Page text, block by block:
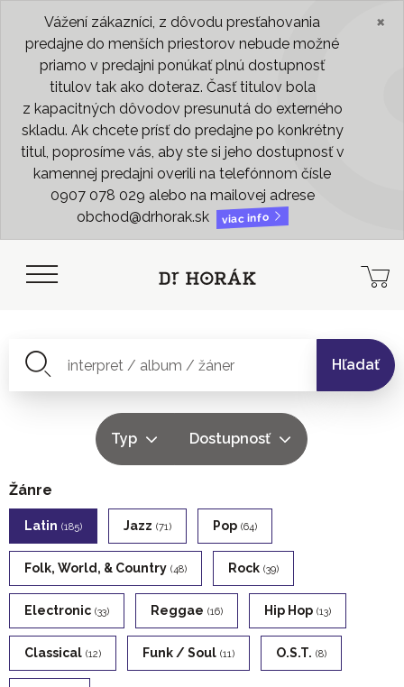
Vážení zákazníci, z dôvodu presťahovania
predajne do menších priestorov nebude možné
priamo v predajni ponúkať plnú dostupnosť
titulov tak ako doteraz. Časť titulov bola
z kapacitných dôvodov presunutá do externého
skladu. Ak chcete prísť do predajne po konkrétny
titul, poprosíme vás, aby ste si jeho dostupnosť v
kamennej predajni overili na telefónnom čísle
0907 078 029 alebo na mailovej adrese
obchod@drhorak.sk
viac info
×
Hľadať
Typ Dostupnosť
Žánre
Latin (185) Jazz (71) Pop (64)
Folk, World, & Country (48) Rock (39)
Electronic (33) Reggae (16) Hip Hop (13)
Classical (12) Funk / Soul (11) O.s.t. (8)